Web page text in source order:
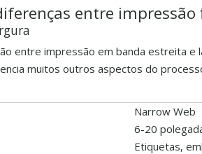
entre
entre impressão em banda estreita
muitos outros aspectos do
Narrow Web
6-20
Etiquetas,